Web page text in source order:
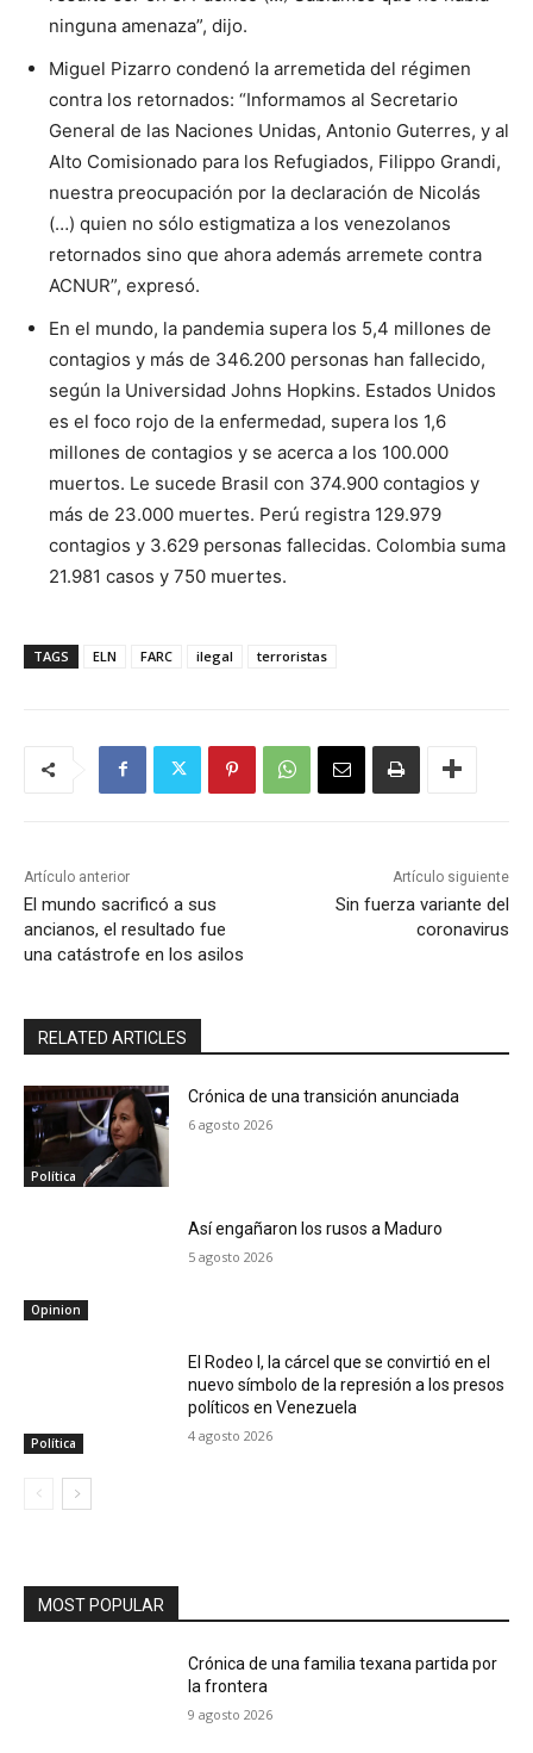
ninguna amenaza”, dijo.
Miguel Pizarro condenó la arremetida del régimen
contra los retornados: “Informamos al Secretario
General de las Naciones Unidas, Antonio Guterres, y al
Alto Comisionado para los Refugiados, Filippo Grandi,
nuestra preocupación por la declaración de Nicolás
(…) quien no sólo estigmatiza a los venezolanos
retornados sino que ahora además arremete contra
ACNUR”, expresó.
En el mundo, la pandemia supera los 5,4 millones de
contagios y más de 346.200 personas han fallecido,
según la Universidad Johns Hopkins. Estados Unidos
es el foco rojo de la enfermedad, supera los 1,6
millones de contagios y se acerca a los 100.000
muertos. Le sucede Brasil con 374.900 contagios y
más de 23.000 muertes. Perú registra 129.979
contagios y 3.629 personas fallecidas. Colombia suma
21.981 casos y 750 muertes.
TAGS ELN FARC ilegal terroristas
Artículo anterior
El mundo sacrificó a sus
ancianos, el resultado fue
una catástrofe en los asilos
Artículo siguiente
Sin fuerza variante del
coronavirus
RELATED ARTICLES
Política
Crónica de una transición anunciada
6 agosto 2026
Opinion
Así engañaron los rusos a Maduro
5 agosto 2026
Política
El Rodeo I, la cárcel que se convirtió en el
nuevo símbolo de la represión a los presos
políticos en Venezuela
4 agosto 2026
MOST POPULAR
Crónica de una familia texana partida por
la frontera
9 agosto 2026